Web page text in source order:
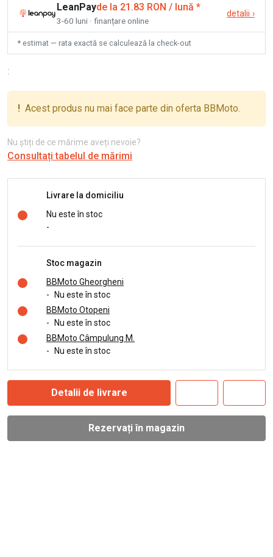
LeanPayde la 21.83 RON / lună *
3-60 luni · finanțare online
detalii ›
* estimat — rata exactă se calculează la check-out
:
! Acest produs nu mai face parte din oferta BBMoto.
Nu știți de ce mărime aveți nevoie?
Consultați tabelul de mărimi
Livrare la domiciliu
Nu este în stoc
-
Stoc magazin
BBMoto Gheorgheni
- Nu este în stoc
BBMoto Otopeni
- Nu este în stoc
BBMoto Câmpulung M.
- Nu este în stoc
Detalii de livrare
Rezervați în magazin